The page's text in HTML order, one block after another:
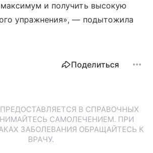
и получить высокую
упражнения», — подытожила
Поделиться
В СПРАВОЧНЫХ
САМОЛЕЧЕНИЕМ. ПРИ
ЗАБОЛЕВАНИЯ ОБРАЩАЙТЕСЬ К
ВРАЧУ.